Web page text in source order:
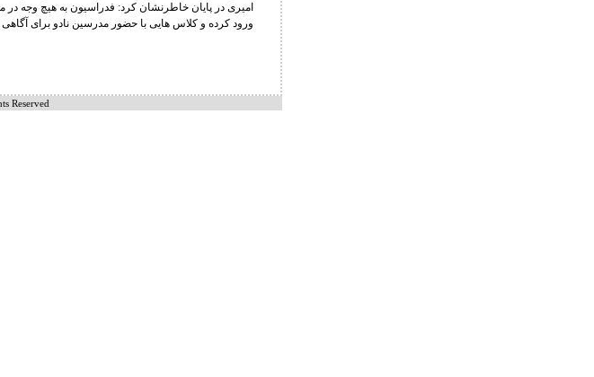
امیری در پایان خاطرنشان کرد: فدراسیون به هیچ وجه در
ورود کرده و کلاس هایی با حضور مدرسین نادو برای
Reserved